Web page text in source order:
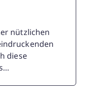
nützlichen
diese